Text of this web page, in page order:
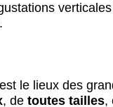
le lieux des
, de toutes tailles,